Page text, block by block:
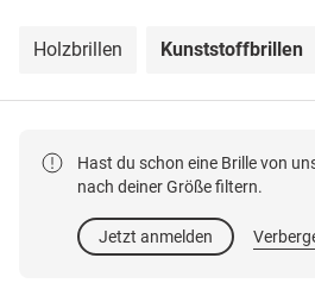
Holzbrillen Kunststoffbrillen
Hast du schon eine Brille von
nach deiner Größe filtern.
Jetzt anmelden